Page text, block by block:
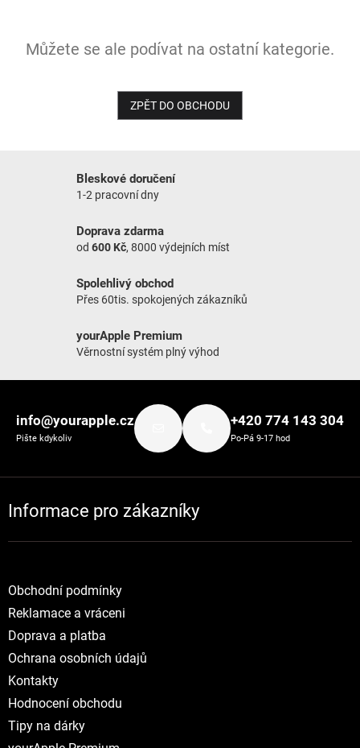
Můžete se ale podívat na ostatní kategorie.
ZPĚT DO OBCHODU
Bleskové doručení
1-2 pracovní dny
Doprava zdarma
od 600 Kč, 8000 výdejních míst
Spolehlivý obchod
Přes 60tis. spokojených zákazníků
yourApple Premium
Věrnostní systém plný výhod
info@yourapple.cz
Pište kdykoliv
+420 774 143 304
Po-Pá 9-17 hod
Informace pro zákazníky
Obchodní podmínky
Reklamace a vráceni
Doprava a platba
Ochrana osobních údajů
Kontakty
Hodnocení obchodu
Tipy na dárky